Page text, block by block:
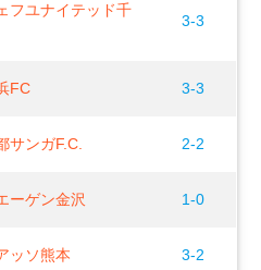
フユナイテッド千
3-3
FC 3-3
サンガF.C. 2-2
ーゲン金沢 1-0
ッソ熊本 3-2